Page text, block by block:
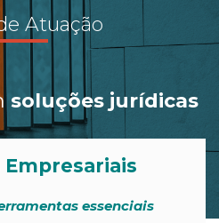
Atuação
soluções jurídicas
essenciais